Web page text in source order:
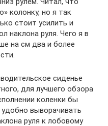
колонку, но я так
стоит усилить и
наклона руля. Чего я в
на см два и более
сиденье
для лучшего обзора
коленки бы
выворачивать
руля к лобовому